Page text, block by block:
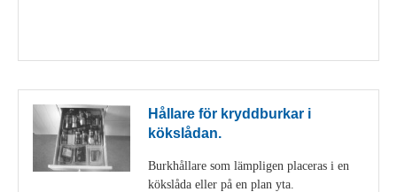
Hållare för kryddburkar i
kökslådan.
Burkhållare som lämpligen placeras i en
kökslåda eller på en plan yta.